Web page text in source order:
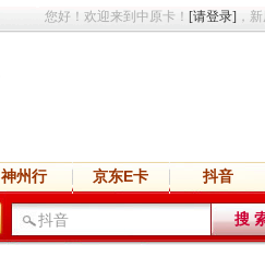
您好！欢迎来到中原卡！ [请登录] ，
神州行 京东E卡
抖音
语音 网盘 小说